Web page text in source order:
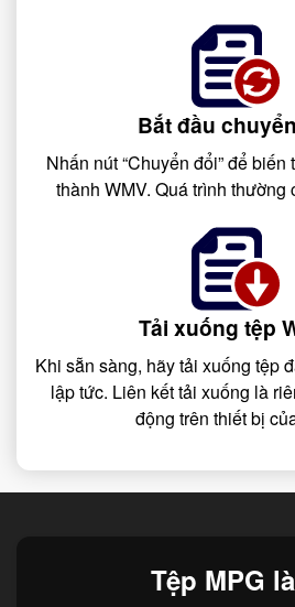
Bắt đầu
Nhấn nút “Chuyển đổi” để biến
thành WMV. Quá trình thường
Tải xuống tệp
Khi sẵn sàng, hãy tải xuống tệp
lập tức. Liên kết tải xuống là
động trên thiết bị
Tệp MPG